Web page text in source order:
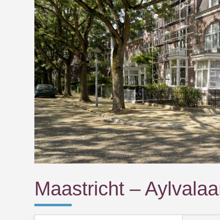
Maastricht –